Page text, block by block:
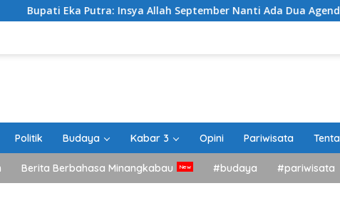
Putra: Insya Allah September Nanti Ada Dua Agenda Besar Akan
Politik Budaya Kabar 3 Opini Pariwisata
Berita Berbahasa Minangkabau #budaya #pariwisata